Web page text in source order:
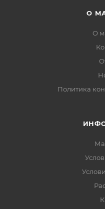
О
О
Политика